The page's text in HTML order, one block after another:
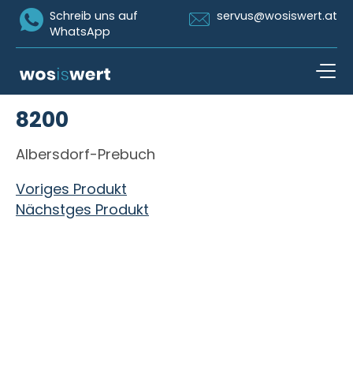
Icon Whatsapp
Schreib uns auf
WhatsApp
Icon Email
servus@wosiswert.at
8200
Albersdorf-Prebuch
Beitragsnavigation
Voriges Produkt
Nächstges Produkt